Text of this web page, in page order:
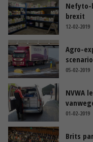
Nefyto-
brexit
12-02-2019
Agro-
05-02-2019
NVWA
01-02-2019
Brits